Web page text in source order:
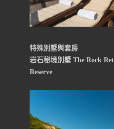
特殊別墅與套房
岩石秘境別墅 The Rock
Reserve